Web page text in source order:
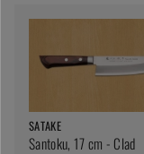
SATAKE
Santoku, 17 cm - Clad